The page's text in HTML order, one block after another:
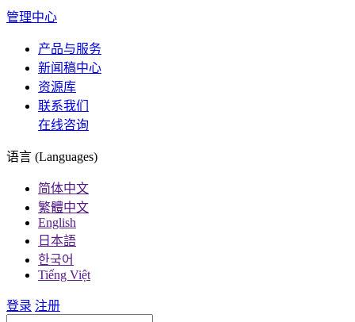
管理中心
产品与服务
新闻稿中心
资源库
联系我们
在线咨询
语言 (Languages)
简体中文
繁體中文
English
日本語
한국어
Tiếng Việt
登录 注册